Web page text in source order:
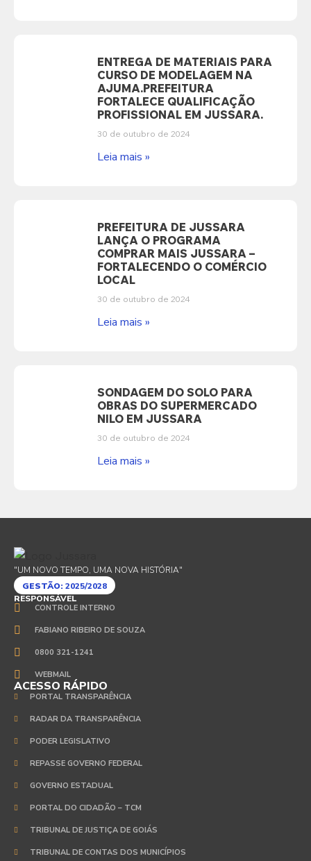
ENTREGA DE MATERIAIS PARA
CURSO DE MODELAGEM NA
AJUMA.PREFEITURA
FORTALECE QUALIFICAÇÃO
PROFISSIONAL EM JUSSARA.
30 de outubro de 2024
Leia mais »
PREFEITURA DE JUSSARA
LANÇA O PROGRAMA
COMPRAR MAIS JUSSARA –
FORTALECENDO O COMÉRCIO
LOCAL
30 de outubro de 2024
Leia mais »
SONDAGEM DO SOLO PARA
OBRAS DO SUPERMERCADO
NILO EM JUSSARA
30 de outubro de 2024
Leia mais »
"UM NOVO TEMPO, UMA NOVA HISTÓRIA"
GESTÃO:2025/2028
RESPONSÁVEL
CONTROLE INTERNO
FABIANO RIBEIRO DE SOUZA
0800 321-1241
WEBMAIL
ACESSO RÁPIDO
PORTAL TRANSPARÊNCIA
RADAR DA TRANSPARÊNCIA
PODER LEGISLATIVO
REPASSE GOVERNO FEDERAL
GOVERNO ESTADUAL
PORTAL DO CIDADÃO – TCM
TRIBUNAL DE JUSTIÇA DE GOIÁS
TRIBUNAL DE CONTAS DOS MUNICÍPIOS